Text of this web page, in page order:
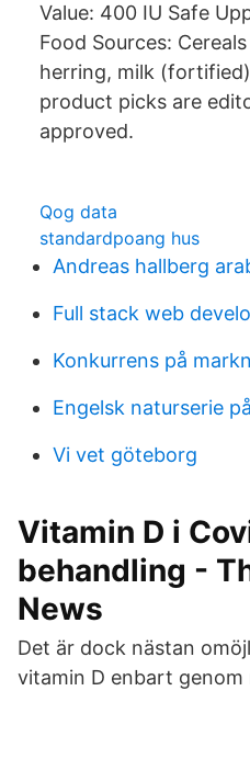
Value: 400 IU Safe
Food Sources:
herring, milk
product picks are
approved.
Qog data
standardpoang hus
Andreas hallberg
Full stack web
Konkurrens på
Engelsk naturserie
Vi vet göteborg
Vitamin D i
behandling -
News
Det är dock nästan
vitamin D enbart genom